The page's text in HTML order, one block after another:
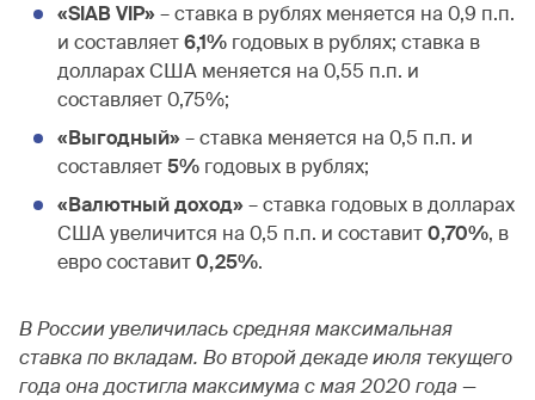
«SIAB VIP»– ставка в рублях меняется на 0,9 п.п.
и составляет6,1% годовых в рублях; ставка в
долларах США меняется на 0,55 п.п. и
составляет 0,75%;
«Выгодный»– ставка меняется на 0,5 п.п. и
составляет5% годовых в рублях;
«Валютный доход»– ставка годовых в долларах
США увеличится на 0,5 п.п. и составит0,70%, в
евро составит0,25%.
В России увеличилась средняя максимальная
ставка по вкладам. Во второй декаде июля текущего
года она достигла максимума с мая 2020 года —